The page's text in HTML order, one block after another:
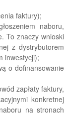
faktury);
naboru,
To znaczy wnioski
z dystrybutorem
inwestycji);
o dofinansowanie
zapłaty faktury,
konkretnej
na stronach